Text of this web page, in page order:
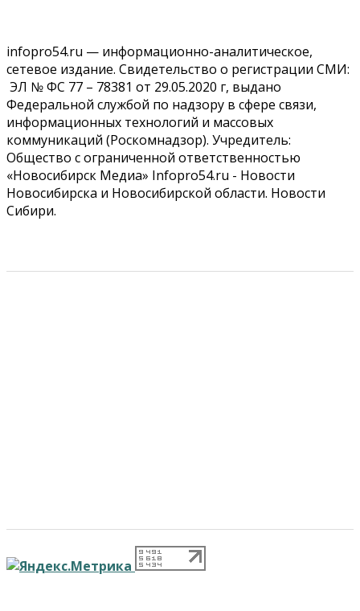
infopro54.ru — информационно-аналитическое,
сетевое издание. Свидетельство о регистрации СМИ:
ЭЛ № ФС 77 – 78381 от 29.05.2020 г, выдано
Федеральной службой по надзору в сфере связи,
информационных технологий и массовых
коммуникаций (Роскомнадзор). Учредитель:
Общество с ограниченной ответственностью
«Новосибирск Медиа» Infopro54.ru - Новости
Новосибирска и Новосибирской области. Новости
Сибири.